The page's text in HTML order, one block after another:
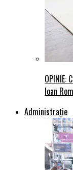
OPINIE:
Ioan
Administraţie